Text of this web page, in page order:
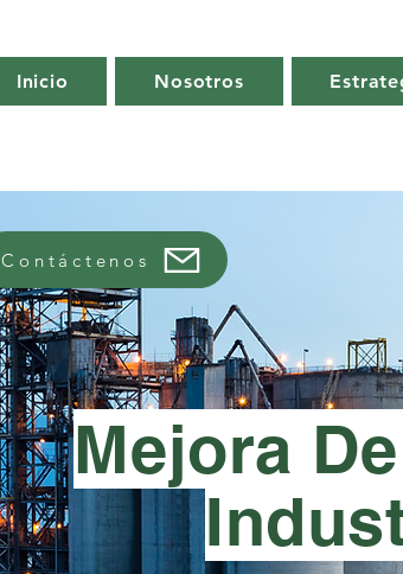
Inicio Nosotros
Contáctenos
Mejora